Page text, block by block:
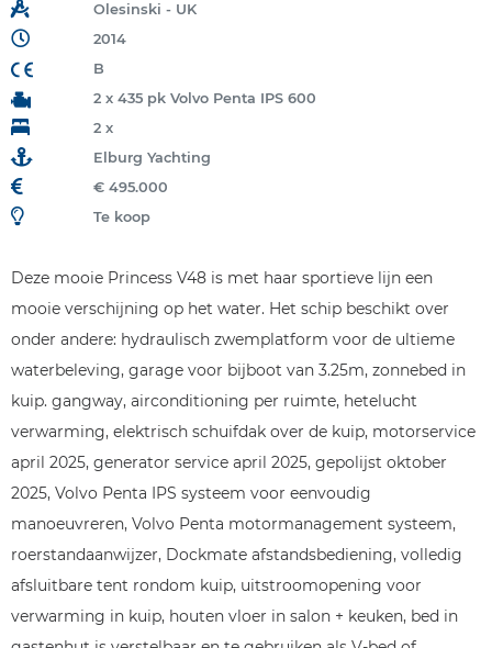
Olesinski - UK
2014
B
2 x 435 pk Volvo Penta IPS 600
2 x
Elburg Yachting
€ 495.000
Te koop
Deze mooie Princess V48 is met haar sportieve lijn een
mooie verschijning op het water. Het schip beschikt over
onder andere: hydraulisch zwemplatform voor de ultieme
waterbeleving, garage voor bijboot van 3.25m, zonnebed in
kuip. gangway, airconditioning per ruimte, hetelucht
verwarming, elektrisch schuifdak over de kuip, motorservice
april 2025, generator service april 2025, gepolijst oktober
2025, Volvo Penta IPS systeem voor eenvoudig
manoeuvreren, Volvo Penta motormanagement systeem,
roerstandaanwijzer, Dockmate afstandsbediening, volledig
afsluitbare tent rondom kuip, uitstroomopening voor
verwarming in kuip, houten vloer in salon + keuken, bed in